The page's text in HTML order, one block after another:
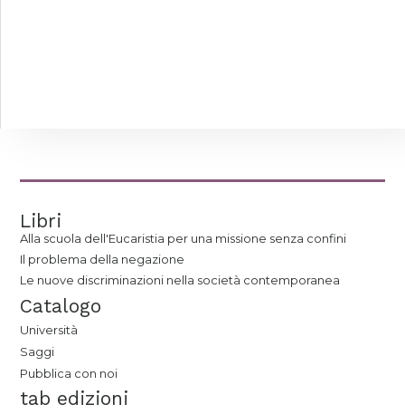
Libri
Alla scuola dell'Eucaristia per una missione senza confini
Il problema della negazione
Le nuove discriminazioni nella società contemporanea
Catalogo
Università
Saggi
Pubblica con noi
tab edizioni